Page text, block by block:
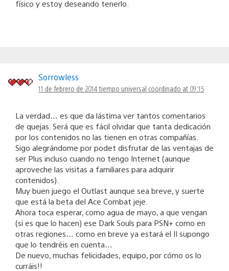
físico y estoy deseando tenerlo.
Sorrowless
11 de febrero de 2014 tiempo universal coordinado at 09:15
La verdad… es que da lástima ver tantos comentarios
de quejas. Será que es fácil olvidar que tanta dedicación
por los contenidos no las tienen en otras compañías.
Sigo alegrándome por podet disfrutar de las ventajas de
ser Plus incluso cuando no tengo Internet (aunque
aproveche las visitas a familiares para adquirir
contenidos).
Muy buen juego el Outlast aunque sea breve, y suerte
que está la beta del Ace Combat jeje.
Ahora toca esperar, como agua de mayo, a que vengan
(si es que lo hacen) ese Dark Souls para PSN+ como en
otras regiones… como en breve ya estará el II supongo
que lo tendréis en cuenta…
De nuevo, muchas felicidades, equipo, por cómo os lo
curráis!!